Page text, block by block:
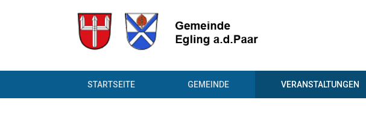
STARTSEITE GEMEINDE VERANSTALTUNGEN